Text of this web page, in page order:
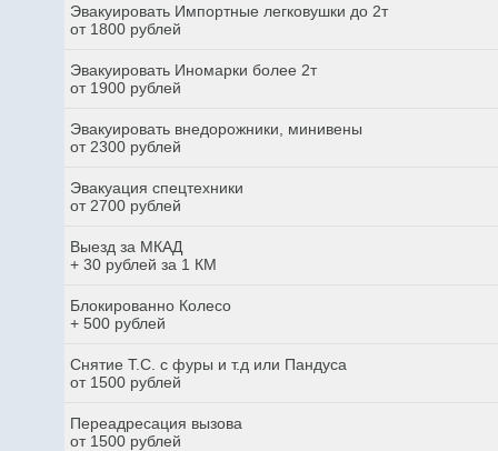
Эвакуировать Импортные легковушки до 2т
от 1800 рублей
Эвакуировать Иномарки более 2т
от 1900 рублей
Эвакуировать внедорожники, минивены
от 2300 рублей
Эвакуация спецтехники
от 2700 рублей
Выезд за МКАД
+ 30 рублей за 1 КМ
Блокированно Колесо
+ 500 рублей
Снятие Т.С. с фуры и т.д или Пандуса
от 1500 рублей
Переадресация вызова
от 1500 рублей